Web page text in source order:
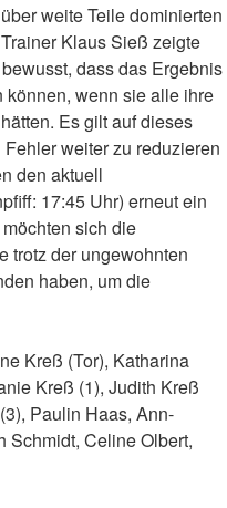
weite Teile dominierten
Klaus Sieß zeigte
dass das Ergebnis
wenn sie alle ihre
Es gilt auf dieses
weiter zu reduzieren
den aktuell
17:45 Uhr) erneut ein
sich die
trotz der ungewohnten
haben, um die
Kreß (Tor), Katharina
Kreß (1), Judith Kreß
Paulin Haas, Ann-
Schmidt, Celine Olbert,